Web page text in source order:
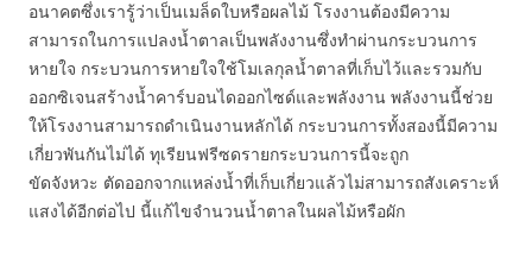
อนาคตซึ่งเรารู้ว่าเป็นเมล็ดใบหรือผลไม้ โรงงานต้องมีความ
สามารถในการแปลงน้ำตาลเป็นพลังงานซึ่งทำผ่านกระบวนการ
หายใจ กระบวนการหายใจใช้โมเลกุลน้ำตาลที่เก็บไว้และรวมกับ
ออกซิเจนสร้างน้ำคาร์บอนไดออกไซด์และพลังงาน พลังงานนี้ช่วย
ให้โรงงานสามารถดำเนินงานหลักได้ กระบวนการทั้งสองนี้มีความ
เกี่ยวพันกันไม่ได้ ทุเรียนฟรีซดรายกระบวนการนี้จะถูก
ขัดจังหวะ ตัดออกจากแหล่งน้ำที่เก็บเกี่ยวแล้วไม่สามารถสังเคราะห์
แสงได้อีกต่อไป นี้แก้ไขจำนวนน้ำตาลในผลไม้หรือผัก